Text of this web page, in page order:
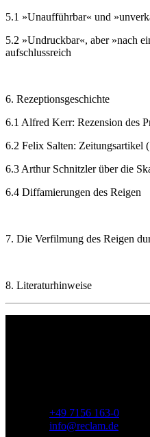
5.1 »Unaufführbar« und
5.2 »Undruckbar«, aber »nach
aufschlussreich
6. Rezeptionsgeschichte
6.1 Alfred Kerr: Rezension des
6.2 Felix Salten: Zeitungsartikel
6.3 Arthur Schnitzler über die
6.4 Diffamierungen des Reigen
7. Die Verfilmung des Reigen
8. Literaturhinweise
+49 7156 163-0
info@reclam.de